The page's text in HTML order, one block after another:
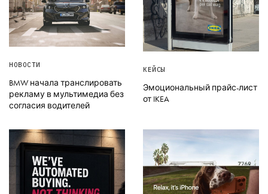
НОВОСТИ
BMW начала транслировать
рекламу в мультимедиа без
согласия водителей
КЕЙСЫ
Эмоциональный прайс-лист
от IKEA